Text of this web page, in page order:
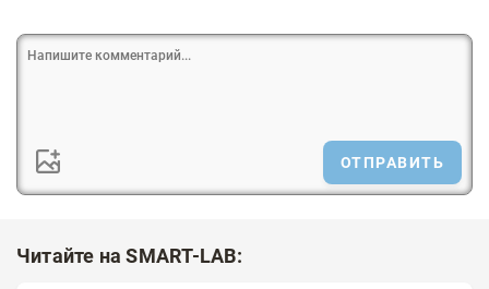
ОТПРАВИТЬ
Читайте на SMART-LAB: